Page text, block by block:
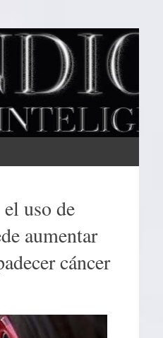
uso de
aumentar
cáncer